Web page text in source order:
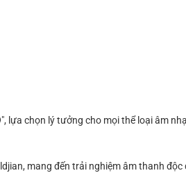
lựa chọn lý tưởng cho mọi thể loại âm
mang đến trải nghiệm âm thanh